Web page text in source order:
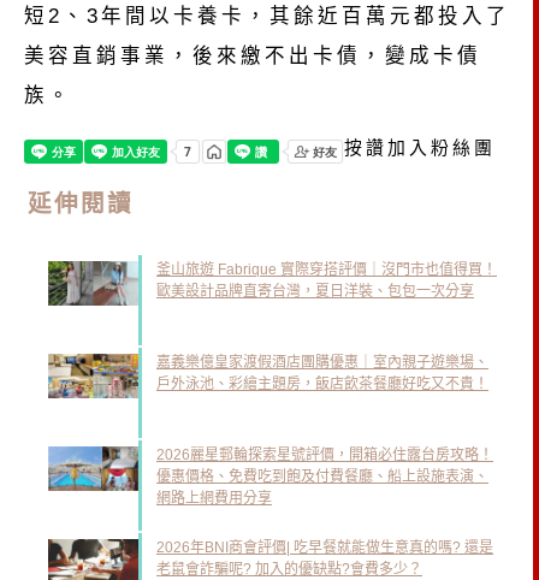
短2、3年間以卡養卡，其餘近百萬元都投入了
美容直銷事業，後來繳不出卡債，變成卡債
族。
按讚加入粉絲團
延伸閱讀
釜山旅遊 Fabrique 實際穿搭評價｜沒門市也值得買！
歐美設計品牌直寄台灣，夏日洋裝、包包一次分享
嘉義樂億皇家渡假酒店團購優惠｜室內親子遊樂場、
戶外泳池、彩繪主題房，飯店飲茶餐廳好吃又不貴！
2026麗星郵輪探索星號評價，開箱必住露台房攻略！
優惠價格、免費吃到飽及付費餐廳、船上設施表演、
網路上網費用分享
2026年BNI商會評價| 吃早餐就能做生意真的嗎? 還是
老鼠會詐騙呢? 加入的優缺點?會費多少？